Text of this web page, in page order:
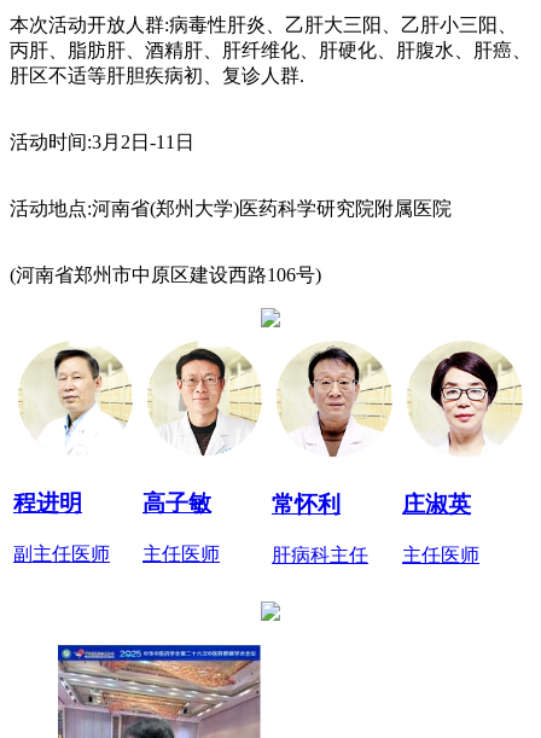
本次活动开放人群:病毒性肝炎、乙肝大三阳、乙肝小三阳、
丙肝、脂肪肝、酒精肝、肝纤维化、肝硬化、肝腹水、肝癌、
肝区不适等肝胆疾病初、复诊人群.
活动时间:3月2日-11日
活动地点:河南省(郑州大学)医药科学研究院附属医院
(河南省郑州市中原区建设西路106号)
程进明
副主任医师
高子敏
主任医师
常怀利
肝病科主任
庄淑英
主任医师